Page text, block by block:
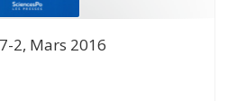
2, Mars 2016